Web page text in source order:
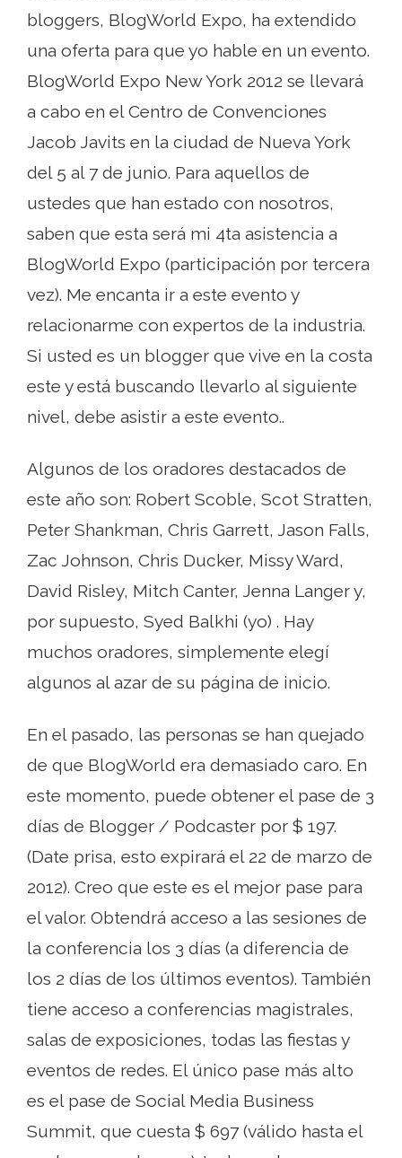
bloggers, BlogWorld Expo, ha extendido
una oferta para que yo hable en un evento.
BlogWorld Expo New York 2012 se llevará
a cabo en el Centro de Convenciones
Jacob Javits en la ciudad de Nueva York
del 5 al 7 de junio. Para aquellos de
ustedes que han estado con nosotros,
saben que esta será mi 4ta asistencia a
BlogWorld Expo (participación por tercera
vez). Me encanta ir a este evento y
relacionarme con expertos de la industria.
Si usted es un blogger que vive en la costa
este y está buscando llevarlo al siguiente
nivel, debe asistir a este evento..
Algunos de los oradores destacados de
este año son: Robert Scoble, Scot Stratten,
Peter Shankman, Chris Garrett, Jason Falls,
Zac Johnson, Chris Ducker, Missy Ward,
David Risley, Mitch Canter, Jenna Langer y,
por supuesto, Syed Balkhi (yo) . Hay
muchos oradores, simplemente elegí
algunos al azar de su página de inicio.
En el pasado, las personas se han quejado
de que BlogWorld era demasiado caro. En
este momento, puede obtener el pase de 3
días de Blogger / Podcaster por $ 197.
(Date prisa, esto expirará el 22 de marzo de
2012). Creo que este es el mejor pase para
el valor. Obtendrá acceso a las sesiones de
la conferencia los 3 días (a diferencia de
los 2 días de los últimos eventos). También
tiene acceso a conferencias magistrales,
salas de exposiciones, todas las fiestas y
eventos de redes. El único pase más alto
es el pase de Social Media Business
Summit, que cuesta $ 697 (válido hasta el